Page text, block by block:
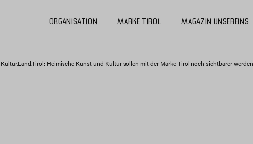
ORGANISATION MARKE TIROL MAGAZIN UNSEREINS
Kultur.Land.Tirol: Heimische Kunst und Kultur sollen mit der Marke Tirol noch sichtbarer werden